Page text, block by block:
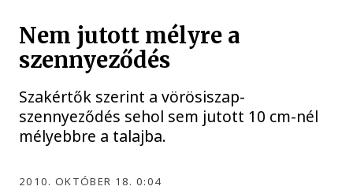
Nem jutott mélyre a
szennyeződés
Szakértők szerint a vörösiszap-
szennyeződés sehol sem jutott 10 cm-nél
mélyebbre a talajba.
2010. OKTÓBER 18. 0:04